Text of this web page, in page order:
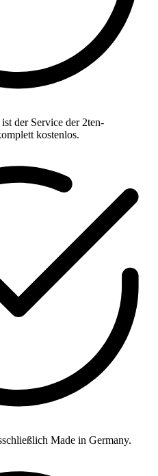
der Service der 2ten-
kostenlos.
Made in Germany.